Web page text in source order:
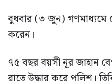
বুধবার (৩ জুন) গণমাধ্যমে
করেন।
৭৫ বছর বয়সী নূর জাহান